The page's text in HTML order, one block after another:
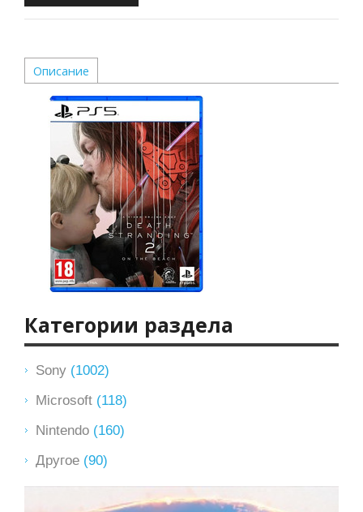
Описание
Категории раздела
Sony (1002)
Microsoft (118)
Nintendo (160)
Другое (90)